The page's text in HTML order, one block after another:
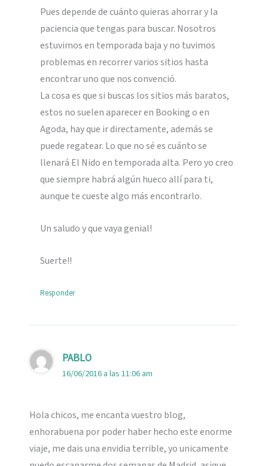
Pues depende de cuánto quieras ahorrar y la
paciencia que tengas para buscar. Nosotros
estuvimos en temporada baja y no tuvimos
problemas en recorrer varios sitios hasta
encontrar uno que nos convenció.
La cosa es que si buscas los sitios más baratos,
estos no suelen aparecer en Booking o en
Agoda, hay que ir directamente, además se
puede regatear. Lo que no sé es cuánto se
llenará El Nido en temporada alta. Pero yo creo
que siempre habrá algún hueco allí para ti,
aunque te cueste algo más encontrarlo.
Un saludo y que vaya genial!
Suerte!!
Responder
PABLO
16/06/2016 a las 11:06 am
Hola chicos, me encanta vuestro blog,
enhorabuena por poder haber hecho este enorme
viaje, me dais una envidia terrible, yo unicamente